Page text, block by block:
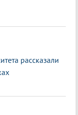
рассказали